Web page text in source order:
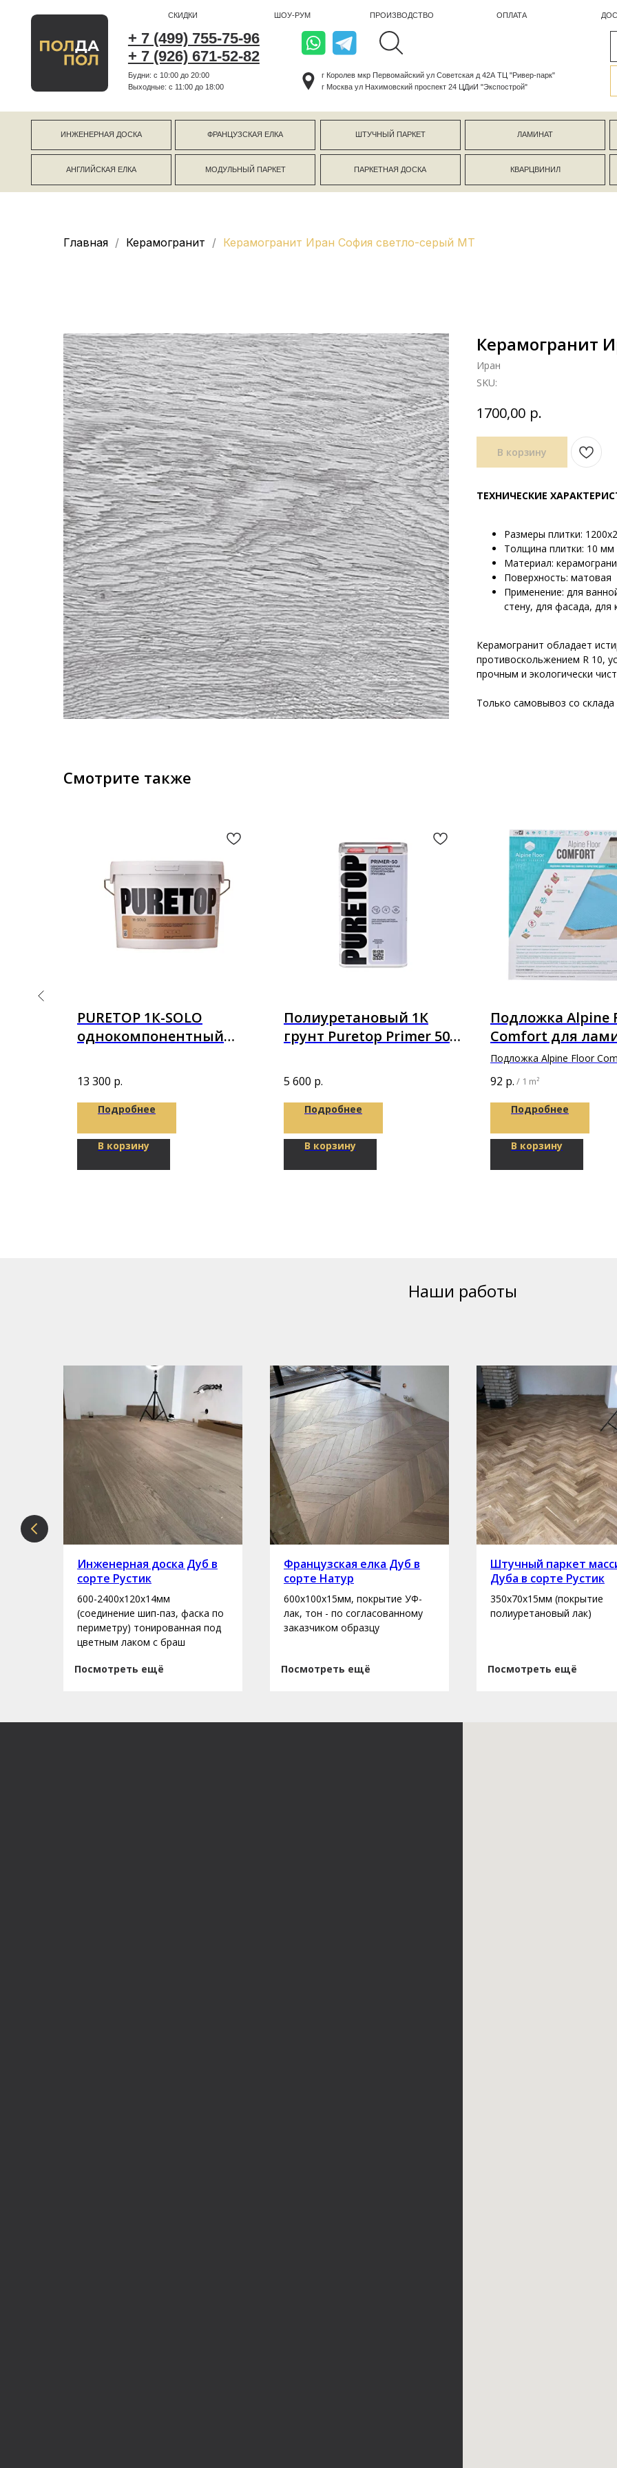
+ 7 (499) 755-75-96
+ 7 (926) 671-52-82
СКИДКИ ШОУ-РУМ ПРОИЗВОДСТВО
Будни: с 10:00 до 20:00
Выходные: c 11:00 до 18:00
г Москва ул Нахимовский проспект 24 ЦДиИ "Экспострой"
ИНЖЕНЕРНАЯ ДОСКА
АНГЛИЙСКАЯ ЕЛКА
ФРАНЦУЗСКАЯ ЕЛКА
ПАРКЕТНАЯ ДОСКА
МОДУЛЬНЫЙ ПАРКЕТ
ШТУЧНЫЙ ПАРКЕТ
КВАРЦВИНИЛ СТЕНОВЫЕ
ЛАМИНАТ
Главная Керамогранит Керамогранит Иран София светло-серый MT
Керамогранит
Иран
SKU:
1700,00 р.
В корзину
ТЕХНИЧЕСКИЕ
Размеры плитки:
Толщина плитки: 10 мм
Материал:
Поверхность: матовая
Применение: для
стену, для фасада, для
Керамогранит обладает
противоскольжением R 10,
прочным и экологически
Только самовывоз со
Смотрите также
PURETOP 1К-SOLO
однокомпонентный
14кг
13 300 р.
Подробнее
В корзину
Полиуретановый 1К
грунт Puretop Primer 50
5 600 р.
Подробнее
В корзину
Подложка Alpine
Comfort для
толщине 3мм
Подложка Alpine Floor
92 р. / 1 m²
Подробнее
В корзину
Наши работы
Инженерная доска Дуб в
сорте Рустик
600-2400х120х14мм
(соединение шип-паз, фаска по
периметру) тонированная под
цветным лаком с браш
Посмотреть ещё
Французская елка Дуб в
сорте Натур
600х100х15мм, покрытие УФ-
лак, тон - по согласованному
заказчиком образцу
Посмотреть ещё
Штучный паркет
Дуба в сорте Рустик
350х70х15мм (покрытие
полиуретановый лак)
Посмотреть ещё